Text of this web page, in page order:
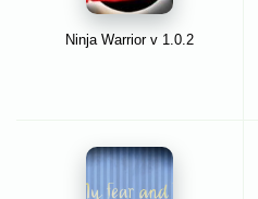
Ninja Warrior v 1.0.2